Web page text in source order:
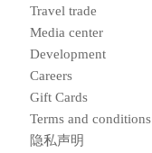
Travel trade
Media center
Development
Careers
Gift Cards
Terms and conditions
隐私声明